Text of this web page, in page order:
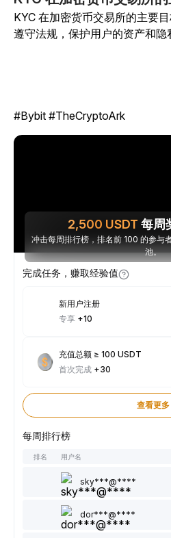
KYC 在加密货币交易所的主要
遵守法规，保护用户的资产和隐
#Bybit #TheCryptoArk
2,500 USDT 每周
冲击每周排行榜，排名前 100 的参与
池。
完成任务，赚取经验值
新用户注册
专享 +10
充值总额 ≥ 100 USDT
首次完成 +30
查看更多
每周排行榜
排名 用户名
sky***@****
dor***@****